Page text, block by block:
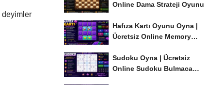
deyimler
Online Dama Strateji Oyunu
Hafıza Kartı Oyunu Oyna |
Ücretsiz Online Memory
Sudoku Oyna | Ücretsiz
Online Sudoku Bulmaca